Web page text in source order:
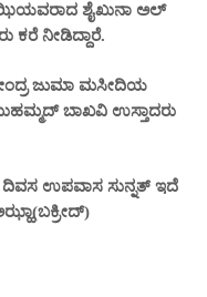
ಶೈಖುನಾ ಅಲ್
ಕರೆ ನೀಡಿದ್ದಾರೆ.
ಜುಮಾ ಮಸೀದಿಯ
ಬಾಖವಿ ಉಸ್ತಾದರು
ದಿವಸ ಉಪವಾಸ ಸುನ್ನತ್ ಇದೆ